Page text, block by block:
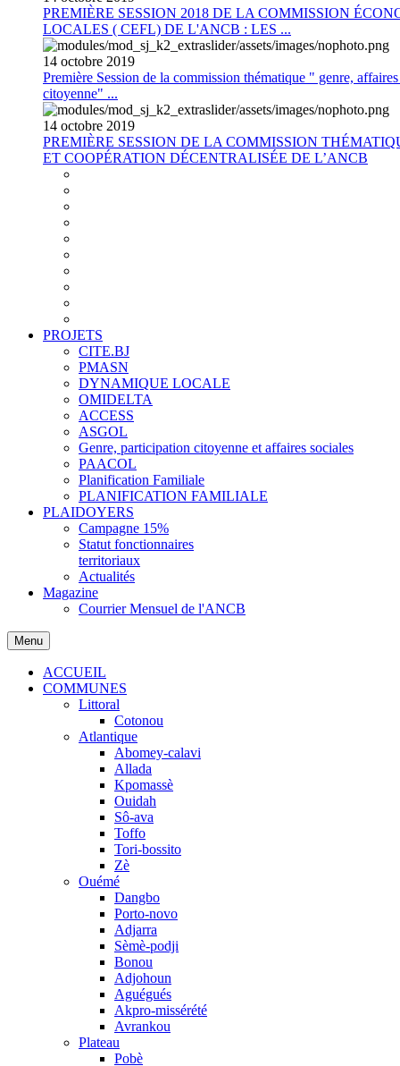
PREMIÈRE SESSION 2018 DE LA COMMISSION
LOCALES ( CEFL) DE L'ANCB : LES ...
14 octobre 2019
Première Session de la commission thématique " genre,
citoyenne" ...
14 octobre 2019
PREMIÈRE SESSION DE LA COMMISSION
ET COOPÉRATION DÉCENTRALISÉE DE L’ANCB
PROJETS
CITE.BJ
PMASN
DYNAMIQUE LOCALE
OMIDELTA
ACCESS
ASGOL
Genre, participation citoyenne et affaires sociales
PAACOL
Planification Familiale
PLANIFICATION FAMILIALE
PLAIDOYERS
Campagne 15%
Statut fonctionnaires
territoriaux
Actualités
Magazine
Courrier Mensuel de l'ANCB
Menu
ACCUEIL
COMMUNES
Littoral
Cotonou
Atlantique
Abomey-calavi
Allada
Kpomassè
Ouidah
Sô-ava
Toffo
Tori-bossito
Zè
Ouémé
Dangbo
Porto-novo
Adjarra
Sèmè-podji
Bonou
Adjohoun
Aguégués
Akpro-missérété
Avrankou
Plateau
Pobè